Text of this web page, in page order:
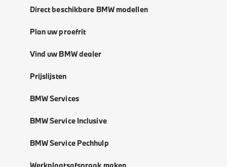
Direct beschikbare BMW modellen
Plan uw proefrit
Vind uw BMW dealer
Prijslijsten
BMW Services
BMW Service Inclusive
BMW Service Pechhulp